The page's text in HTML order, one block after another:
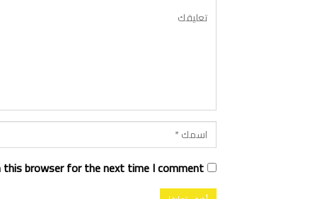
this browser for the next time I comment.